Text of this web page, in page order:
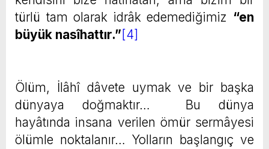
türlü tam olarak idrâk edemediğimiz “en
büyük nasîhattır.” [4]
Ölüm, İlâhî dâvete uymak ve bir başka
dünyaya doğmaktır… Bu dünya
hayâtında insana verilen ömür sermâyesi
ölümle noktalanır… Yolların başlangıç ve